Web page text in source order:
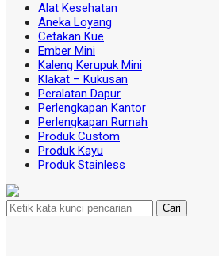
Alat Kesehatan
Aneka Loyang
Cetakan Kue
Ember Mini
Kaleng Kerupuk Mini
Klakat – Kukusan
Peralatan Dapur
Perlengkapan Kantor
Perlengkapan Rumah
Produk Custom
Produk Kayu
Produk Stainless
Cari